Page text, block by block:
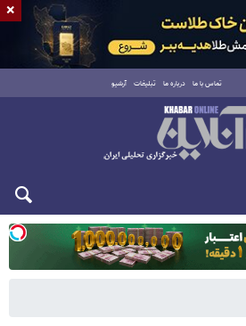
تماس با ما درباره ما تبلیغات آرشیو
×